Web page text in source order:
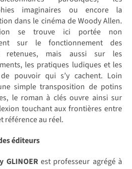
imaginaires ou encore la
dans le cinéma de Woody Allen.
se trouve ici portée non
sur le fonctionnement des
retenues, mais aussi sur les
les pratiques ludiques et les
pouvoir qui s’y cachent. Loin
simple transposition de potins
le roman à clés ouvre ainsi sur
touchant aux frontières entre
référence au réel.
éditeurs
GLINOERest professeur agrégé à